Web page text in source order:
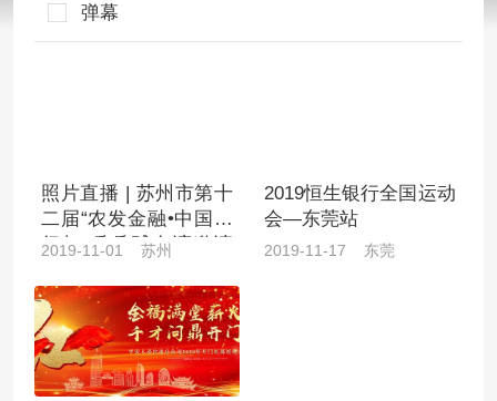
弹幕
照片直播 | 苏州市第十
二届“农发金融•中国银
行杯”乒乓球友谊邀请
2019-11-01 苏州
2019恒生银行全国运动
会—东莞站
2019-11-17 东莞